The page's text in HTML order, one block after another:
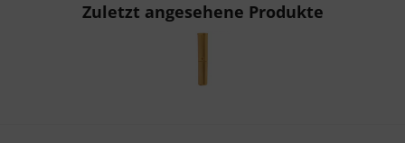
Zuletzt angesehene Produkte